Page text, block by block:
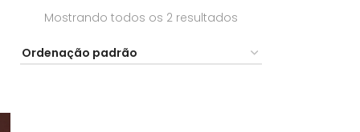
Mostrando todos os 2 resultados